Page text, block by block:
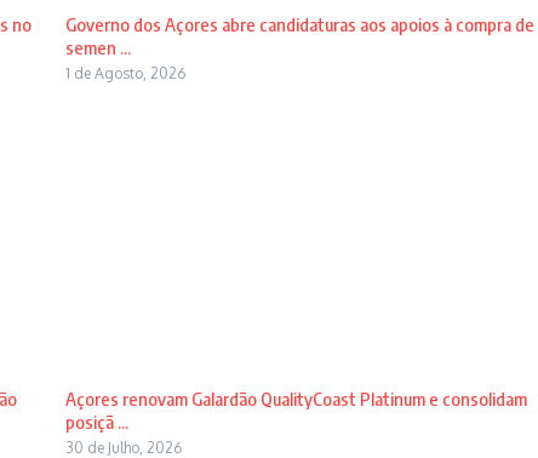
no
Governo dos Açores abre candidaturas aos apoios à compra de
semen ...
1 de Agosto, 2026
Açores renovam Galardão QualityCoast Platinum e consolidam
posiçã ...
30 de Julho, 2026